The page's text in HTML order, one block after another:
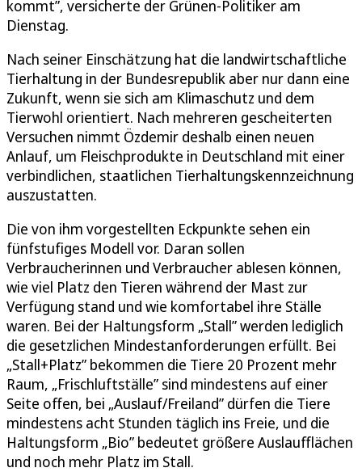
kommt”, versicherte der Grünen-Politiker am
Dienstag.
Nach seiner Einschätzung hat die landwirtschaftliche
Tierhaltung in der Bundesrepublik aber nur dann eine
Zukunft, wenn sie sich am Klimaschutz und dem
Tierwohl orientiert. Nach mehreren gescheiterten
Versuchen nimmt Özdemir deshalb einen neuen
Anlauf, um Fleischprodukte in Deutschland mit einer
verbindlichen, staatlichen Tierhaltungskennzeichnung
auszustatten.
Die von ihm vorgestellten Eckpunkte sehen ein
fünfstufiges Modell vor. Daran sollen
Verbraucherinnen und Verbraucher ablesen können,
wie viel Platz den Tieren während der Mast zur
Verfügung stand und wie komfortabel ihre Ställe
waren. Bei der Haltungsform „Stall” werden lediglich
die gesetzlichen Mindestanforderungen erfüllt. Bei
„Stall+Platz” bekommen die Tiere 20 Prozent mehr
Raum, „Frischluftställe” sind mindestens auf einer
Seite offen, bei „Auslauf/Freiland” dürfen die Tiere
mindestens acht Stunden täglich ins Freie, und die
Haltungsform „Bio” bedeutet größere Auslaufflächen
und noch mehr Platz im Stall.